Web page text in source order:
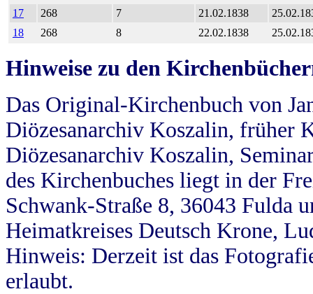
17
268 7 21.02.1838
18
268 8 22.02.1838
Hinweise zu den
Das Original-Kirchenbuch von
Diözesanarchiv Koszalin, früher
Diözesanarchiv Koszalin,
des Kirchenbuches liegt in der
Schwank-Straße 8, 36043 Fulda
Heimatkreises Deutsch Krone,
Hinweis: Derzeit ist das
erlaubt.